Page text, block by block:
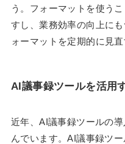
う。フォーマットを使う
すし、業務効率の向上に
ォーマットを定期的に見
AI議事録ツールを活用
近年、AI議事録ツールの
んでいます。AI議事録ツ